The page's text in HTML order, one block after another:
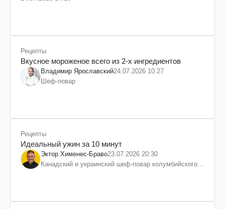
Рецепты
Вкусное мороженое всего из 2-х ингредиентов
Владимир Ярославский24.07.2026 10:27
Шеф-повар
Рецепты
Идеальный ужин за 10 минут
Эктор Хименес-Браво23.07.2026 20:30
Канадский и украинский шеф-повар колумбийского